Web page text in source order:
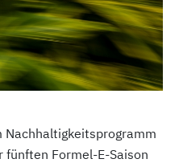
Nachhaltigkeitsprogramm
fünften Formel-E-Saison